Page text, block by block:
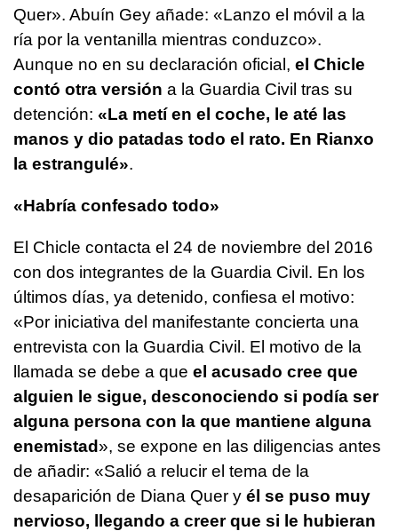
Quer». Abuín Gey añade: «Lanzo el móvil a la
ría por la ventanilla mientras conduzco».
Aunque no en su declaración oficial, el Chicle
contó otra versión a la Guardia Civil tras su
detención: «La metí en el coche, le até las
manos y dio patadas todo el rato. En Rianxo
la estrangulé».
«Habría confesado todo»
El Chicle contacta el 24 de noviembre del 2016
con dos integrantes de la Guardia Civil. En los
últimos días, ya detenido, confiesa el motivo:
«Por iniciativa del manifestante concierta una
entrevista con la Guardia Civil. El motivo de la
llamada se debe a que el acusado cree que
alguien le sigue, desconociendo si podía ser
alguna persona con la que mantiene alguna
enemistad», se expone en las diligencias antes
de añadir: «Salió a relucir el tema de la
desaparición de Diana Quer y él se puso muy
nervioso, llegando a creer que si le hubieran